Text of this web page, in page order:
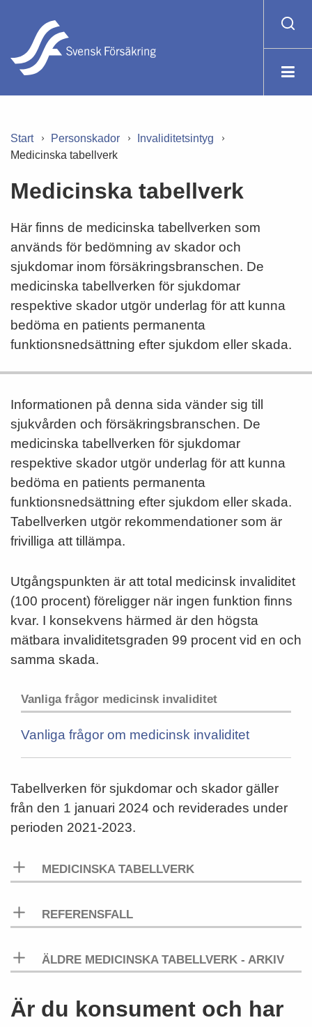
Start Personskador
Invaliditetsintyg
Medicinska tabellverk
Medicinska tabellverk
Här finns de medicinska tabellverken som
används för bedömning av skador och
sjukdomar inom försäkringsbranschen. De
medicinska tabellverken för sjukdomar
respektive skador utgör underlag för att kunna
bedöma en patients permanenta
funktionsnedsättning efter sjukdom eller skada.
Informationen på denna sida vänder sig till
sjukvården och försäkringsbranschen. De
medicinska tabellverken för sjukdomar
respektive skador utgör underlag för att kunna
bedöma en patients permanenta
funktionsnedsättning efter sjukdom eller skada.
Tabellverken utgör rekommendationer som är
frivilliga att tillämpa.
Utgångspunkten är att total medicinsk invaliditet
(100 procent) föreligger när ingen funktion finns
kvar. I konsekvens härmed är den högsta
mätbara invaliditetsgraden 99 procent vid en och
samma skada.
Vanliga frågor medicinsk invaliditet
Vanliga frågor om medicinsk invaliditet
Tabellverken för sjukdomar och skador gäller
från den 1 januari 2024 och reviderades under
perioden 2021-2023.
MEDICINSKA TABELLVERK
REFERENSFALL
ÄLDRE MEDICINSKA TABELLVERK - ARKIV
Är du konsument och har